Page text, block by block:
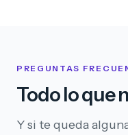
PREGUNTAS
Todo lo que
Y si te queda